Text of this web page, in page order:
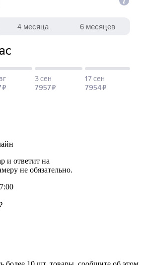
и ответит на
не обязательно.